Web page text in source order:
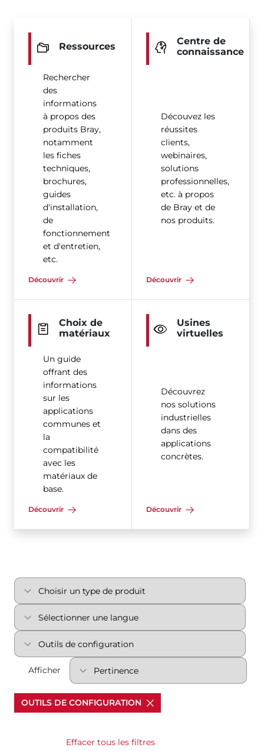
Ressources
Rechercher
des
informations
à propos des
produits Bray,
notamment
les fiches
techniques,
brochures,
guides
d'installation,
de
fonctionnement
et d'entretien,
etc.
Découvrir
Centre de
connaissance
Découvez les
réussites
clients,
webinaires,
solutions
professionnelles,
etc. à propos
de Bray et de
nos produits.
Découvrir
Choix de
matériaux
Un guide
offrant des
informations
sur les
applications
communes et
la
compatibilité
avec les
matériaux de
base.
Découvrir
Usines
virtuelles
Découvrez
nos solutions
industrielles
dans des
applications
concrètes.
Découvrir
Afficher
OUTILS DE CONFIGURATION
Effacer tous les filtres